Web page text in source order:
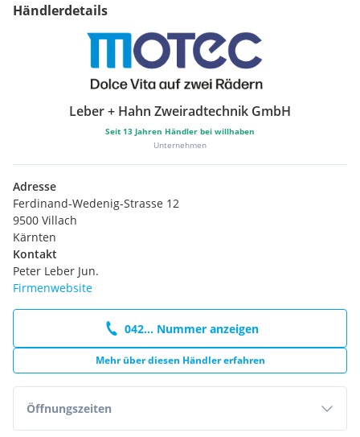
Händlerdetails
Leber + Hahn Zweiradtechnik GmbH
Seit 13 Jahren Händler bei willhaben
Unternehmen
Adresse
Ferdinand-Wedenig-Strasse 12
9500 Villach
Kärnten
Kontakt
Peter Leber Jun.
Firmenwebsite
042... Nummer anzeigen
Mehr über diesen Händler erfahren
Öffnungszeiten